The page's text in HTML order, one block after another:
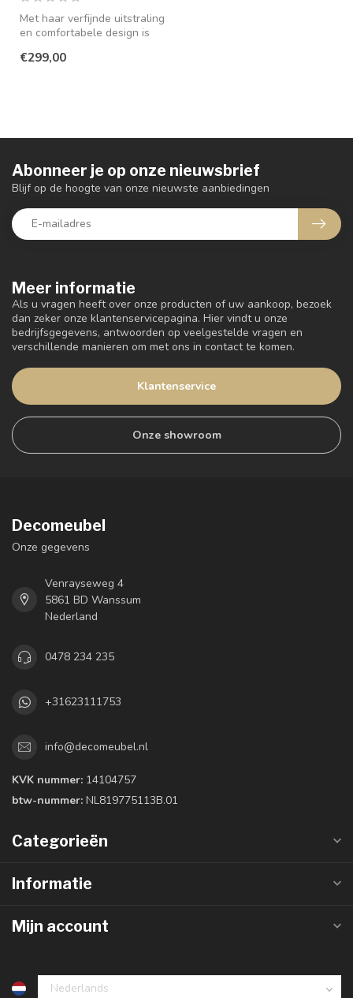
Met haar verfijnde uitstraling
en comfortabele design is
€299,00
Meer informatie
Als u vragen heeft over onze producten of uw aankoop, bezoek
dan zeker onze klantenservicepagina. Hier vindt u onze
bedrijfsgegevens, antwoorden op veelgestelde vragen en
verschillende manieren om met ons in contact te komen.
Klantenservice
Onze showroom
Abonneer je op onze nieuwsbrief
Blijf op de hoogte van onze nieuwste aanbiedingen
Decomeubel
Onze gegevens
Venrayseweg 4
5861 BD Wanssum
Nederland
0478 234 235
+31623111753
info@decomeubel.nl
KVK nummer: 14104757
btw-nummer: NL819775113B.01
Categorieën
Informatie
Mijn account